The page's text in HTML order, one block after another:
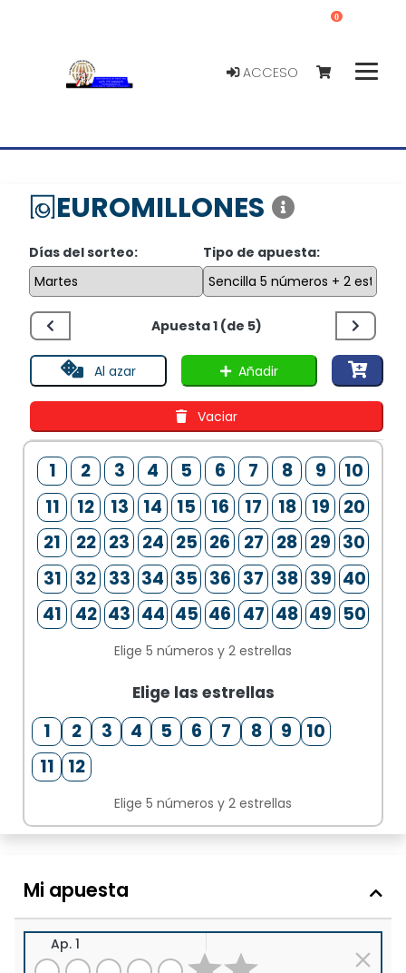
ACCESO
0
EUROMILLONES
Días del sorteo: Tipo de apuesta:
Apuesta 1 (de 5)
Vaciar
Al azar Añadir
1 2 3 4 5 6 7 8 9
10
11
12 13 14 15 16 17 18 19
20
21
22 23 24 25 26 27 28 29 30
31
32 33 34 35 36 37 38 39 40
41
42 43 44 45 46 47 48 49 50
Elige 5 números y 2 estrellas
Elige las estrellas
1 2 3 4 5 6 7 8 9
10
11
12
Elige 5 números y 2 estrellas
Mi apuesta
Ap. 1